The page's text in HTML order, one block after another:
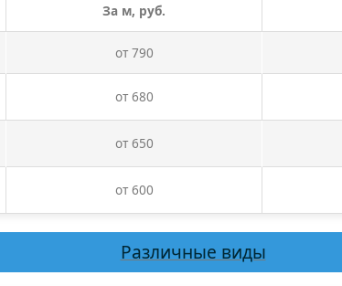
За м, руб.
от 790
от 680
от 650
от 600
Различные виды